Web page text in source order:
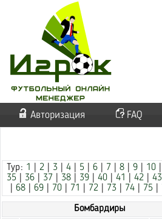
Авторизация FAQ
Тур: 1 |2 3 |4 5 |6 7 |8 |9 10
35
36 37 38 39 40 41 42 43
68 69 70 71 72 73 74 75
Бомбардиры